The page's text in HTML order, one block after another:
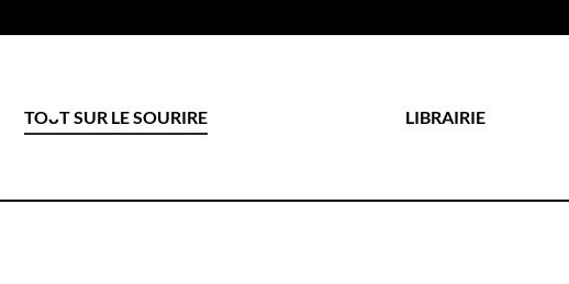
TOᴗT SUR LE SOURIRE LIBRAIRIE